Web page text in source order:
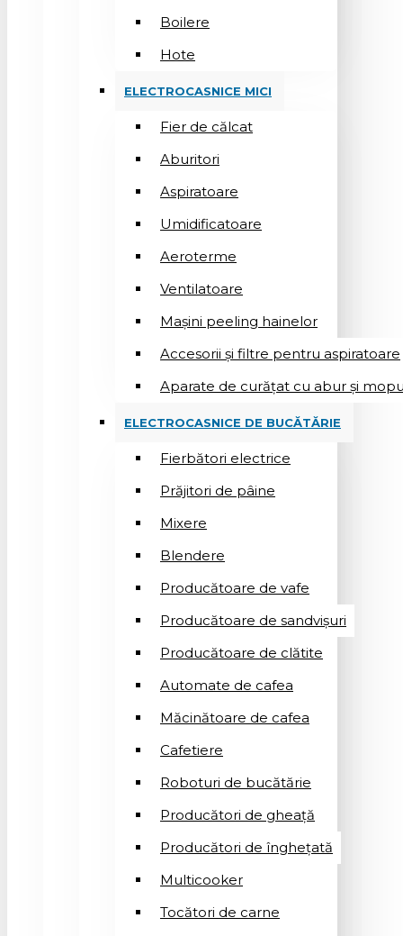
Boilere
Hote
ELECTROCASNICE MICI
Fier de călcat
Aburitori
Aspiratoare
Umidificatoare
Aeroterme
Ventilatoare
Mașini peeling hainelor
Accesorii și filtre pentru aspiratoare
Aparate de curățat cu abur și
ELECTROCASNICE DE BUCĂTĂRIE
Fierbători electrice
Prăjitori de pâine
Mixere
Blendere
Producătoare de vafe
Producătoare de sandvişuri
Producătoare de clătite
Automate de cafea
Măcinătoare de cafea
Cafetiere
Roboturi de bucătărie
Producători de gheață
Producători de înghețată
Multicooker
Tocători de carne